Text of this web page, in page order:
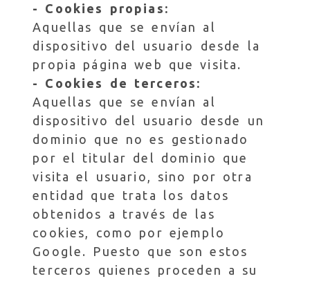
- Cookies propias:
Aquellas que se envían al
dispositivo del usuario desde la
propia página web que visita.
- Cookies de terceros:
Aquellas que se envían al
dispositivo del usuario desde un
dominio que no es gestionado
por el titular del dominio que
visita el usuario, sino por otra
entidad que trata los datos
obtenidos a través de las
cookies, como por ejemplo
Google. Puesto que son estos
terceros quienes proceden a su